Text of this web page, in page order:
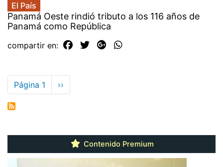
El País
Panamá Oeste rindió tributo a los 116 años de
Panamá como República
compartir en:
Paginación
Página 1
Siguiente
página
››
Contenido Premium